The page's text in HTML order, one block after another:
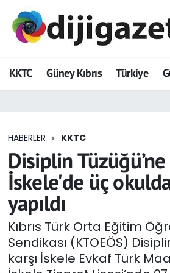
KKTC Güney Kıbrıs Türkiye
HABERLER KKTC
Disiplin Tüzüğü’ne
İskele'de üç
yapıldı
Kıbrıs Türk Orta Eğitim
Sendikası (KTOEÖS)
karşı İskele Evkaf Türk
ADVERTORIAL
Dijigazete
Eğitim
Ekonomi
Foto Galeri
GEZİ
Güncel
Hava Durumu
Trafik Durumu
Tüm Manşetler
Son Dakika Haberleri
Haber Arşivi